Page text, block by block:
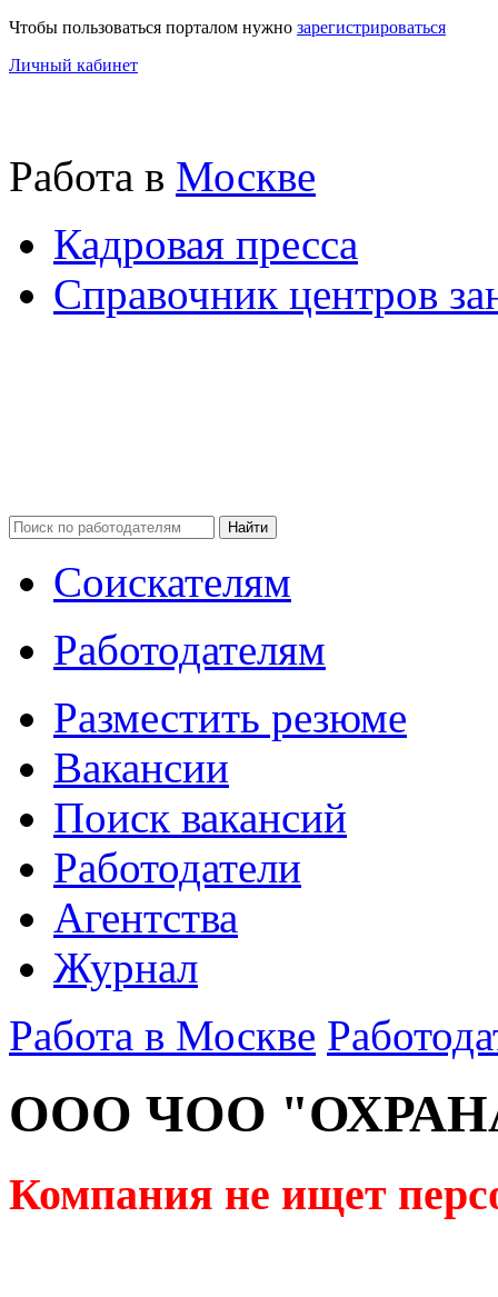
Чтобы пользоваться порталом нужно зарегистрироваться
Личный кабинет
Работа в Москве
Кадровая пресса
Справочник центров
Соискателям
Работодателям
Разместить резюме
Вакансии
Поиск вакансий
Работодатели
Агентства
Журнал
Работа в Москве
ООО ЧОО
Компания не ищет